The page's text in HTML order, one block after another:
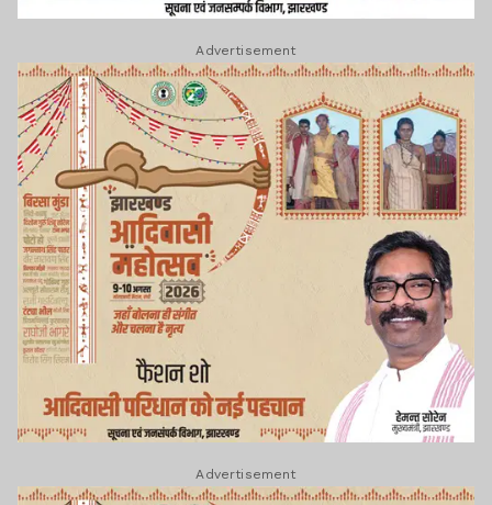
Advertisement
Advertisement